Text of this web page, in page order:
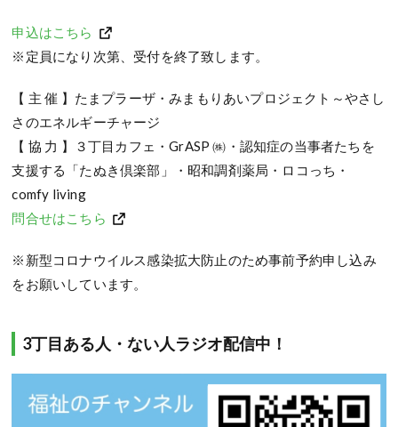
申込はこちら
※定員になり次第、受付を終了致します。
【 主 催 】たまプラーザ・みまもりあいプロジェクト～やさし
さのエネルギーチャージ
【 協 力 】３丁目カフェ・GrASP ㈱・認知症の当事者たちを
支援する「たぬき倶楽部」・昭和調剤薬局・ロコっち・
comfy living
問合せはこちら
※新型コロナウイルス感染拡大防止のため事前予約申し込み
をお願いしています。
3丁目ある人・ない人ラジオ配信中！